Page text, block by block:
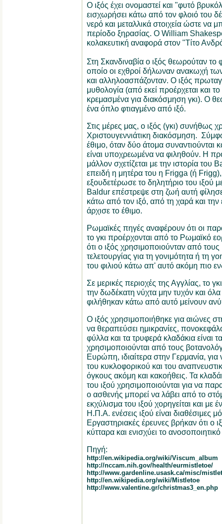
Ο ιξός έχει ονομαστεί και "φυτό
εισχωρήσει κάτω από τον φλοιό του
νερό και μεταλλικά στοιχεία ώστε να
περίοδο ξηρασίας. Ο William
κολακευτική αναφορά στον "Τίτο
Στη Σκανδιναβία ο ιξός θεωρούταν
οποίο οι εχθροί δήλωναν ανακωχή
και αλληλοασπάζονταν. Ο ιξός
μυθολογία (από εκεί προέρχεται και
κρεμασμένα για διακόσμηση γκι). Ο
ένα όπλο φτιαγμένο από ιξό.
Στις μέρες μας, ο ιξός (γκι) συνήθως
Χριστουγεννιάτικη διακόσμηση.
έθιμο, όταν δύο άτομα συναντιούνται
είναι υποχρεωμένα να φιληθούν. Η
μάλλον σχετίζεται με την ιστορία του
επειδή η μητέρα του η Frigga (ή
εξουδετέρωσε το δηλητήριο του ιξού
Baldur επέστρεψε στη ζωή αυτή
κάτω από τον ιξό, από τη χαρά και την
άρχισε το έθιμο.
Ρωμαϊκές πηγές αναφέρουν ότι οι
το γκι προέρχονται από το Ρωμαϊκό
ότι ο ιξός χρησιμοποιούνταν από
τελετουργίας για τη γονιμότητα ή τη
του φιλιού κάτω απ' αυτό ακόμη πιο
Σε μερικές περιοχές της Αγγλίας, το
την δωδέκατη νύχτα μην τυχόν και όλα
φιλήθηκαν κάτω από αυτό μείνουν
Ο ιξός χρησιμοποιήθηκε για αιώνες
να θεραπεύσει ημικρανίες,
φύλλα και τα τρυφερά κλαδάκια είναι
χρησιμοποιούνται από τους
Ευρώπη, ιδιαίτερα στην Γερμανία,
του κυκλοφορικού και του
όγκους ακόμη και κακοήθεις. Τα
του ιξού χρησιμοποιούνται για να
ο ασθενής μπορεί να λάβει από το
εκχύλισμα του ιξού χορηγείται και με
Η.Π.Α. ενέσεις ιξού είναι διαθέσιμες
Εργαστηριακές έρευνες βρήκαν ότι ο
κύτταρα και ενισχύει το
Πηγή:
http://en.wikipedia.org/wiki/Viscum_album
http://nccam.nih.gov/health/eurmistletoe/
http://www.gardenline.usask.ca/misc/
http://en.wikipedia.org/wiki/Mistletoe
http://www.valentine.gr/christmas3_en.php